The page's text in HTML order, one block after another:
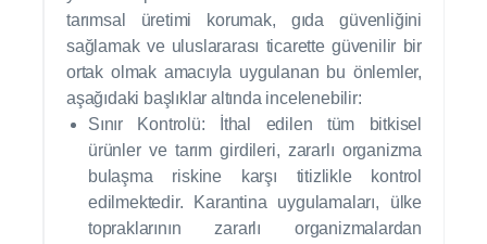
tarımsal üretimi korumak, gıda güvenliğini
sağlamak ve uluslararası ticarette güvenilir bir
ortak olmak amacıyla uygulanan bu önlemler,
aşağıdaki başlıklar altında incelenebilir:
Sınır Kontrolü: İthal edilen tüm bitkisel
ürünler ve tarım girdileri, zararlı organizma
bulaşma riskine karşı titizlikle kontrol
edilmektedir. Karantina uygulamaları, ülke
topraklarının zararlı organizmalardan